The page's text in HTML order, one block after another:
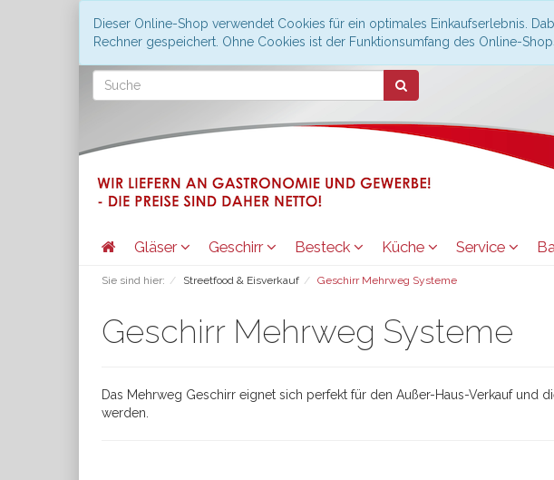
Dieser Online-Shop verwendet Cookies für ein optimales Einkaufserlebnis.
Rechner gespeichert. Ohne Cookies ist der Funktionsumfang des Online-
Gläser Geschirr Besteck Küche Service
Sie sind hier: Streetfood & Eisverkauf Geschirr Mehrweg Systeme
Geschirr Mehrweg Systeme
Das Mehrweg Geschirr eignet sich perfekt für den Außer-Haus-Verkauf
werden.